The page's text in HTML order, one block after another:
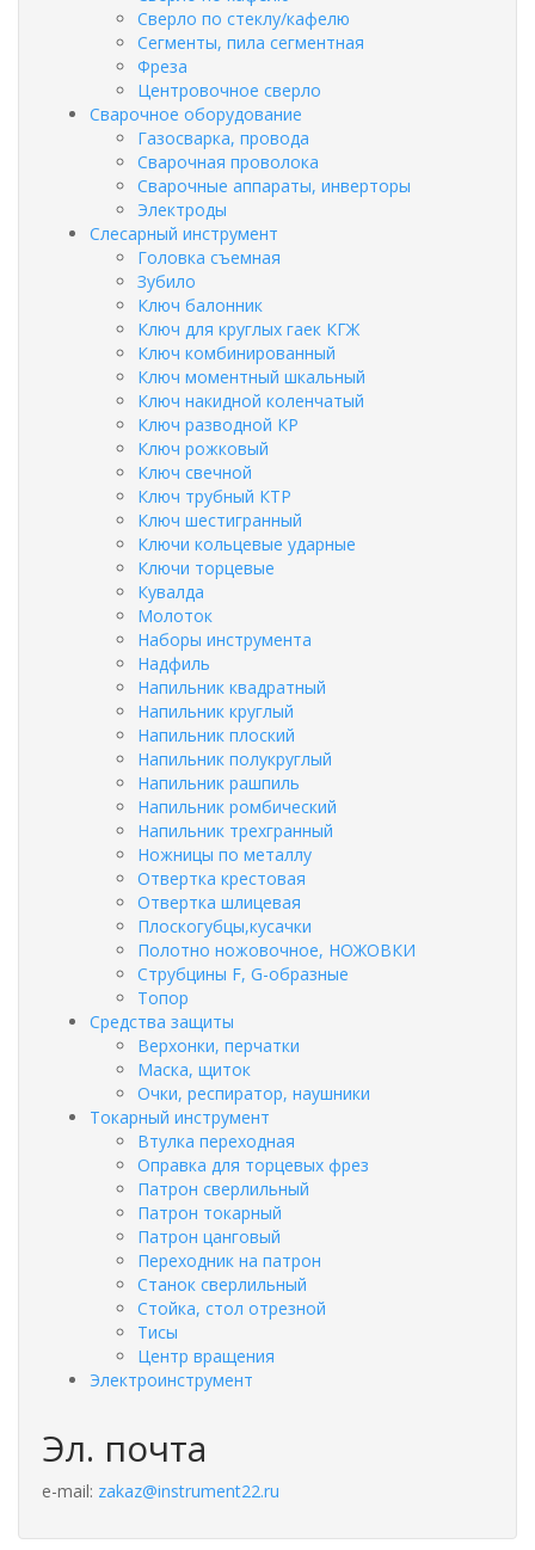
Сверло по стеклу/кафелю
Сегменты, пила сегментная
Фреза
Центровочное сверло
Сварочное оборудование
Газосварка, провода
Сварочная проволока
Сварочные аппараты, инверторы
Электроды
Слесарный инструмент
Головка съемная
Зубило
Ключ балонник
Ключ для круглых гаек КГЖ
Ключ комбинированный
Ключ моментный шкальный
Ключ накидной коленчатый
Ключ разводной КР
Ключ рожковый
Ключ свечной
Ключ трубный КТР
Ключ шестигранный
Ключи кольцевые ударные
Ключи торцевые
Кувалда
Молоток
Наборы инструмента
Надфиль
Напильник квадратный
Напильник круглый
Напильник плоский
Напильник полукруглый
Напильник рашпиль
Напильник ромбический
Напильник трехгранный
Ножницы по металлу
Отвертка крестовая
Отвертка шлицевая
Плоскогубцы,кусачки
Полотно ножовочное, НОЖОВКИ
Струбцины F, G-образные
Топор
Средства защиты
Верхонки, перчатки
Маска, щиток
Очки, респиратор, наушники
Токарный инструмент
Втулка переходная
Оправка для торцевых фрез
Патрон сверлильный
Патрон токарный
Патрон цанговый
Переходник на патрон
Станок сверлильный
Стойка, стол отрезной
Тисы
Центр вращения
Электроинструмент
Эл. почта
e-mail: zakaz@instrument22.ru